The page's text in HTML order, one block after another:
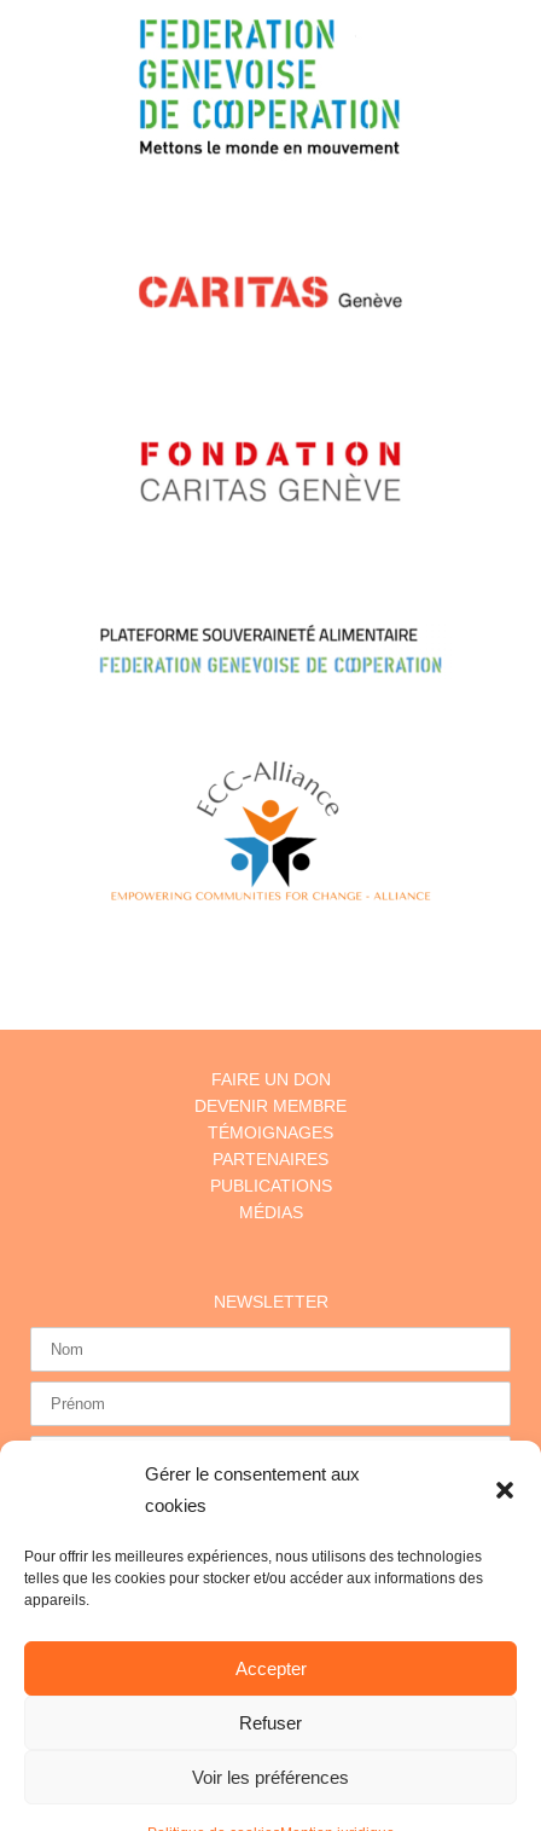
Gérer le consentement aux
cookies
Pour offrir les meilleures expériences, nous utilisons des technologies
telles que les cookies pour stocker et/ou accéder aux informations des
appareils.
Accepter
Refuser
Voir les préférences
FAIRE UN DON
DEVENIR MEMBRE
TÉMOIGNAGES
PARTENAIRES
PUBLICATIONS
MÉDIAS
NEWSLETTER
Nous sommes certifiés Zewo pour la bonne